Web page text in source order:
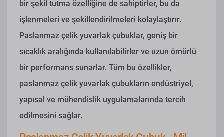
bir şekil tutma özelliğine de sahiptirler, bu da
işlenmeleri ve şekillendirilmeleri kolaylaştırır.
Paslanmaz çelik yuvarlak çubuklar, geniş bir
sıcaklık aralığında kullanılabilirler ve uzun ömürlü
bir performans sunarlar. Tüm bu özellikler,
paslanmaz çelik yuvarlak çubukların endüstriyel,
yapısal ve mühendislik uygulamalarında tercih
edilmesini sağlar.